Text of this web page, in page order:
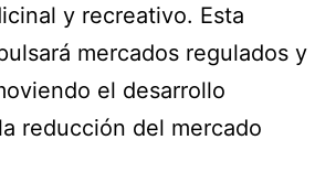
y recreativo. Esta
mercados regulados y
el desarrollo
reducción del mercado